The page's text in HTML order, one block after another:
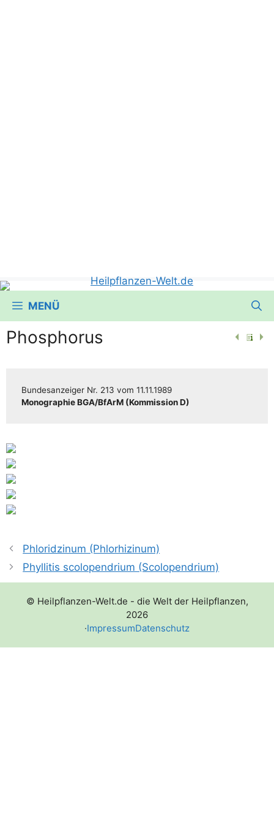
MENÜ
Phosphorus
Bun­des­an­zei­ger Nr. 213 vom 11.11.1989
Mono­gra­phie BGA/​​BfArM (Kom­mis­si­on D)
Phloridzinum (Phlorhizinum)
Phyllitis scolopendrium (Scolopendrium)
© Heilpflanzen-Welt.de - die Welt der Heilpflanzen,
2026
·ImpressumDatenschutz